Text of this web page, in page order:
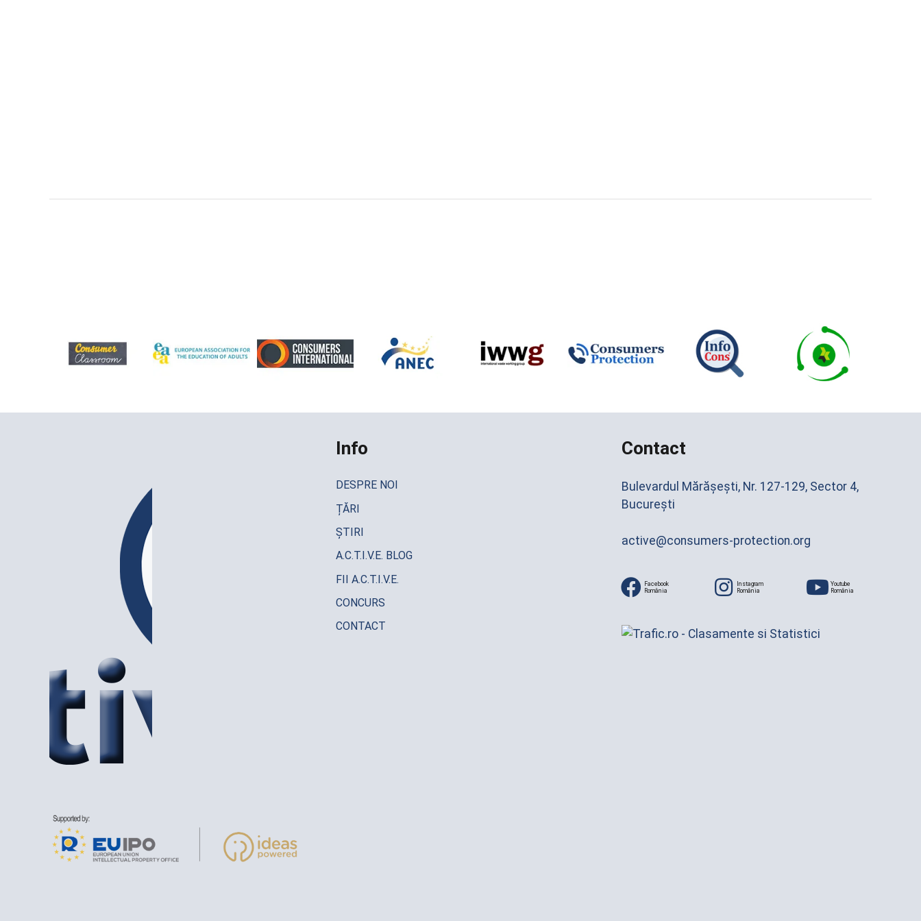
Info
DESPRE NOI
ȚĂRI
ȘTIRI
A.C.T.I.V.E. BLOG
FII A.C.T.I.V.E.
CONCURS
CONTACT
Contact
Bulevardul Mărășești, Nr. 127-129, Sector 4,
București
active@consumers-protection.org
Facebook
România
Instagram
România
Youtube
România